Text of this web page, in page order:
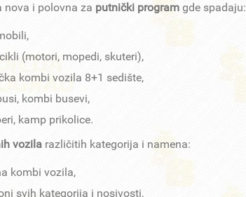
nova i polovna za putnički program gde spadaju:
(motori, mopedi, skuteri),
kombi vozila 8+1 sedište,
kombi busevi,
kamp prikolice.
vozila različitih kategorija i namena:
kombi vozila,
svih kategorija i nosivosti,